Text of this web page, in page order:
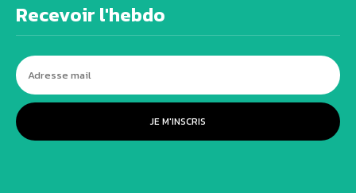
Recevoir l'hebdo
JE M'INSCRIS